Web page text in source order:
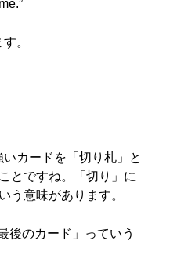
。
カードを「切り札」と
とですね。「切り」に
う意味があります。
後のカード」っていう